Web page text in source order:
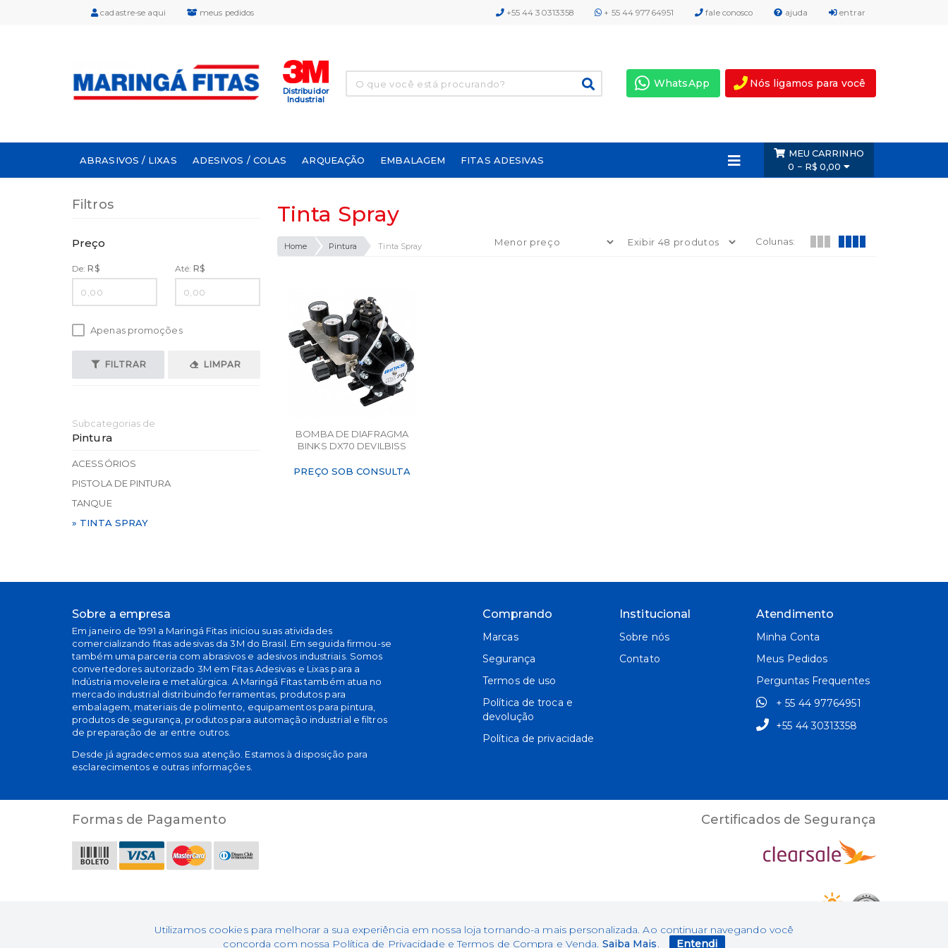
cadastre-se aqui meus pedidos +55 44 30313358 + 55 44 97764951 fale conosco ajuda entrar
Distribuidor
Industrial
Nós ligamos para você
WhatsApp
ABRASIVOS / LIXAS ADESIVOS / COLAS ARQUEAÇÃO EMBALAGEM FITAS ADESIVAS
MEU CARRINHO
0 − R$ 0,00
Filtros
Preço
De:R$ Até: R$
Apenas promoções
FILTRAR LIMPAR
Subcategorias de
Pintura
ACESSÓRIOS
PISTOLA DE PINTURA
TANQUE
» TINTA SPRAY
Tinta Spray
Home Pintura Tinta Spray Colunas:
BOMBA DE DIAFRAGMA
BINKS DX70 DEVILBISS
PREÇO SOB CONSULTA
Utilizamos cookies para melhorar a sua experiência em nossa loja tornando-a mais personalizada. Ao continuar navegando você
concorda com nossa Política de Privacidade e Termos de Compra e Venda. Saiba Mais. Entendi
Sobre a empresa
Em janeiro de 1991 a Maringá Fitas iniciou suas atividades
comercializando fitas adesivas da 3M do Brasil. Em seguida firmou-se
também uma parceria com abrasivos e adesivos industriais. Somos
convertedores autorizado 3M em Fitas Adesivas e Lixas para a
Indústria moveleira e metalúrgica. A Maringá Fitas também atua no
mercado industrial distribuindo ferramentas, produtos para
embalagem, materiais de polimento, equipamentos para pintura,
produtos de segurança, produtos para automação industrial e filtros
de preparação de ar entre outros.
Desde já agradecemos sua atenção. Estamos à disposição para
esclarecimentos e outras informações.
Comprando
Marcas
Segurança
Termos de uso
Política de troca e
devolução
Política de privacidade
Institucional
Sobre nós
Contato
Atendimento
Minha Conta
Meus Pedidos
Perguntas Frequentes
+ 55 44 97764951
+55 44 30313358
Formas de Pagamento Certificados de Segurança
Estadual: 70115619-63
Endereço: Av. Brasil, 1592 - Zona 03, Maringá/PR, 87050-000